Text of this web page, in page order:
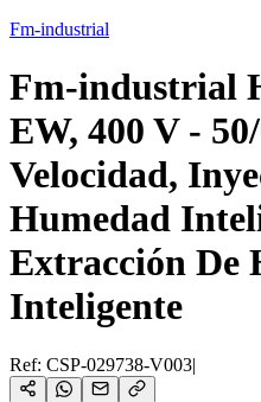
Fm-industrial
Fm-industrial
EW, 400 V -
Velocidad,
Humedad
Extracción De
Inteligente
Ref: CSP-029738-V003|